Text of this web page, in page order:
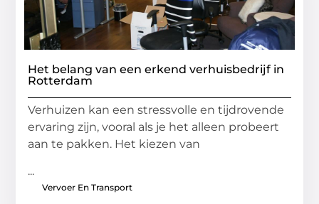
Het belang van een erkend verhuisbedrijf in
Rotterdam
Verhuizen kan een stressvolle en tijdrovende
ervaring zijn, vooral als je het alleen probeert
aan te pakken. Het kiezen van
...
Vervoer En Transport